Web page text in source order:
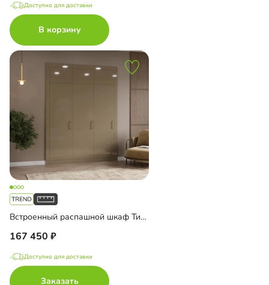
Доступно для доставки
В корзину
Встроенный распашной шкаф Тино-3-1
167 450
Доступно для доставки
Заказать